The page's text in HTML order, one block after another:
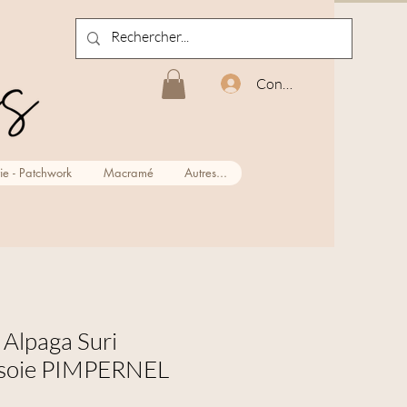
Connexion
- Patchwork Macramé Autres...
Suri
PIMPERNEL